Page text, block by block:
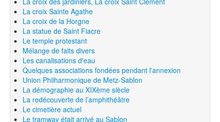
La croix Sainte Agathe
La croix de la Horgne
La statue de Saint Fiacre
Le temple protestant
Mélange de faits divers
Les canalisations d'eau
Quelques associations fondées pendant l'annexion
Union Philharmonique de Metz-Sablon
La démographie au XIXème siècle
La redécouverte de l’amphithéâtre
Le cimetière actuel
Le tramway était arrivé au Sablon